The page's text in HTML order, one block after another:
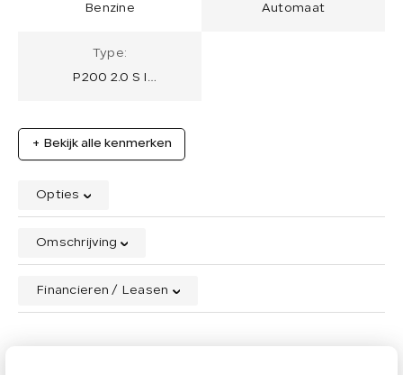
Benzine
Automaat
Type:
P200 2.0 S I
onderhouden
+ Bekijk alle kenmerken
Opties
Omschrijving
Financieren / Leasen